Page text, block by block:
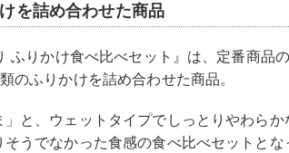
を詰め合わせた商品
ふりかけ食べ比べセット』は、定番商品
のふりかけを詰め合わせた商品。
と、ウェットタイプでしっとりやわらか
うでなかった食感の食べ比べセットとな